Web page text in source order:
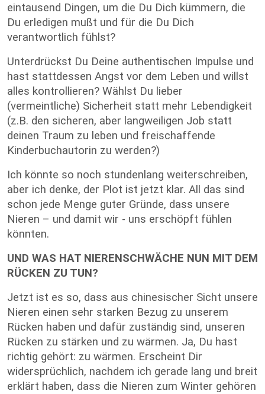
eintausend Dingen, um die Du Dich kümmern, die
Du erledigen mußt und für die Du Dich
verantwortlich fühlst?
Unterdrückst Du Deine authentischen Impulse und
hast stattdessen Angst vor dem Leben und willst
alles kontrollieren? Wählst Du lieber
(vermeintliche) Sicherheit statt mehr Lebendigkeit
(z.B. den sicheren, aber langweiligen Job statt
deinen Traum zu leben und freischaffende
Kinderbuchautorin zu werden?)
Ich könnte so noch stundenlang weiterschreiben,
aber ich denke, der Plot ist jetzt klar. All das sind
schon jede Menge guter Gründe, dass unsere
Nieren – und damit wir - uns erschöpft fühlen
könnten.
UND WAS HAT NIERENSCHWÄCHE NUN MIT DEM
RÜCKEN ZU TUN?
Jetzt ist es so, dass aus chinesischer Sicht unsere
Nieren einen sehr starken Bezug zu unserem
Rücken haben und dafür zuständig sind, unseren
Rücken zu stärken und zu wärmen. Ja, Du hast
richtig gehört: zu wärmen. Erscheint Dir
widersprüchlich, nachdem ich gerade lang und breit
erklärt haben, dass die Nieren zum Winter gehören